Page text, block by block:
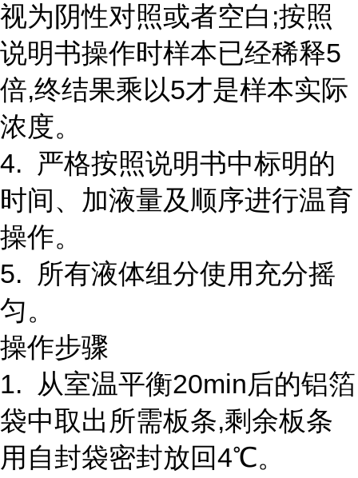
视为阴性对照或者空白;按照
说明书操作时样本已经稀释5
倍,终结果乘以5才是样本实际
浓度。
4. 严格按照说明书中标明的
时间、加液量及顺序进行温育
操作。
5. 所有液体组分使用充分摇
匀。
操作步骤
1. 从室温平衡20min后的铝箔
袋中取出所需板条,剩余板条
用自封袋密封放回4℃。